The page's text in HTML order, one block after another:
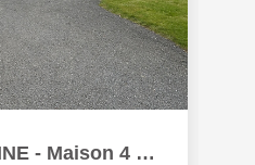
LA CHAPELLE AU MOINE - Maison 4 chambres